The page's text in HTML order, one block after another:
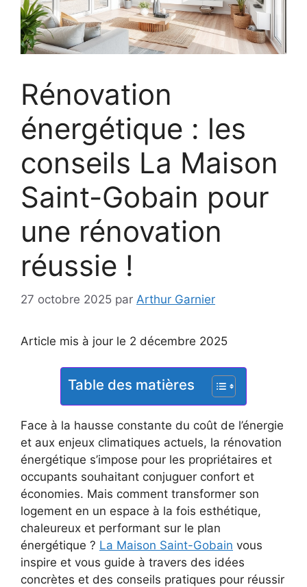
Rénovation
énergétique : les
conseils La Maison
Saint-Gobain pour
une rénovation
réussie !
27 octobre 2025 par Arthur Garnier
Article mis à jour le 2 décembre 2025
Table des matières
Face à la hausse constante du coût de l’énergie
et aux enjeux climatiques actuels, la rénovation
énergétique s’impose pour les propriétaires et
occupants souhaitant conjuguer confort et
économies. Mais comment transformer son
logement en un espace à la fois esthétique,
chaleureux et performant sur le plan
énergétique ? La Maison Saint-Gobain vous
inspire et vous guide à travers des idées
concrètes et des conseils pratiques pour réussir